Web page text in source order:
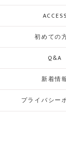
ACCESS
初めての
Q&A
新着情
プライバシー